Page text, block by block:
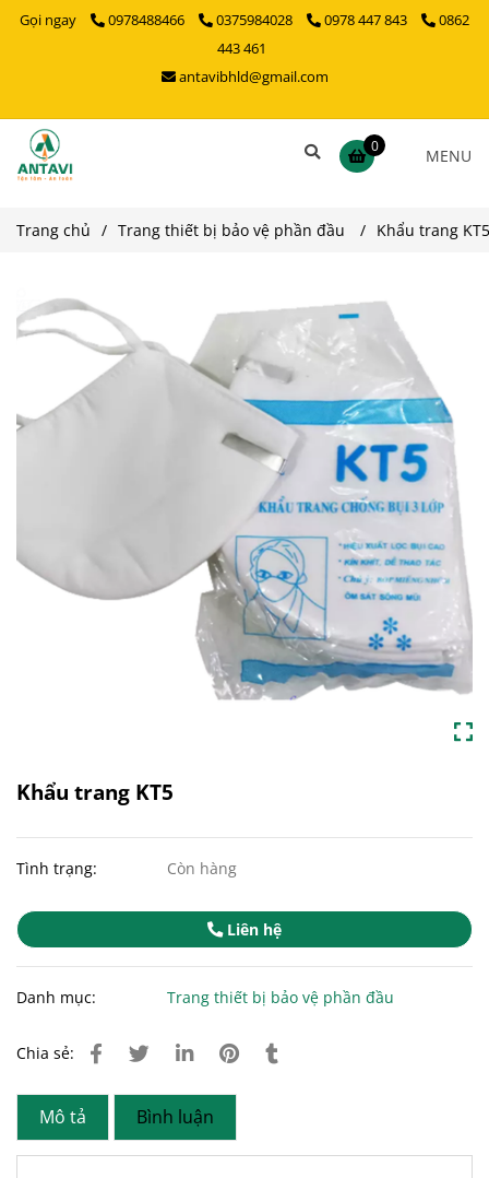
Gọi ngay 0978488466 0375984028 0978 447 843
0862
443 461
antavibhld@gmail.com
0 MENU
Trang chủ / Trang thiết bị bảo vệ phần đầu / Khẩu trang KT5
Khẩu trang KT5
Tình trạng: Còn hàng
Liên hệ
Danh mục: Trang thiết bị bảo vệ phần đầu
Chia sẻ:
Mô tả Bình luận